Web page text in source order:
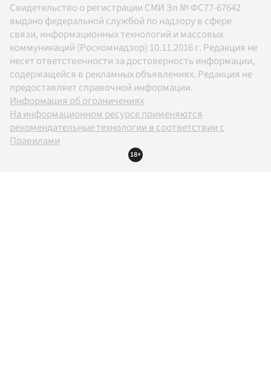
Свидетельство о регистрации СМИ Эл № ФС77-67642
выдано федеральной службой по надзору в сфере
связи, информационных технологий и массовых
коммуникаций (Роскомнадзор) 10.11.2016 г. Редакция не
несет ответственности за достоверность информации,
содержащейся в рекламных объявлениях. Редакция не
предоставляет справочной информации.
Информация об ограничениях
На информационном ресурсе применяются
рекомендательные технологии в соответствии с
Правилами
18+